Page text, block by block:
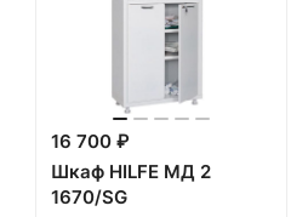
16 700 ₽
Шкаф HILFE МД 2
1670/SG